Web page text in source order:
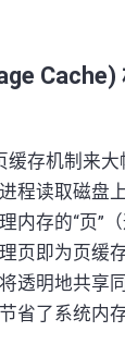
缓存机制来
程读取磁盘
内存的“页”（
页即为页缓
透明地共享
省了系统内